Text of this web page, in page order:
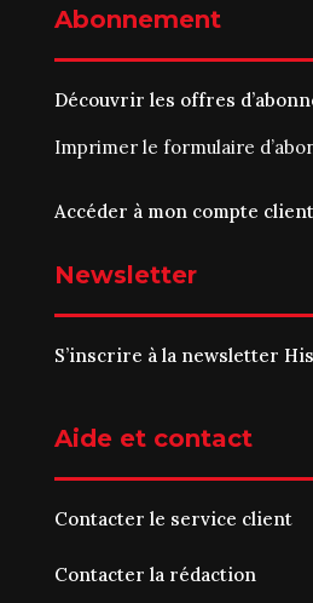
Abonnement
Découvrir les offres
Imprimer le formulaire
Accéder à mon compte client
Newsletter
S’inscrire à la newsletter
Aide et contact
Contacter le service client
Contacter la rédaction